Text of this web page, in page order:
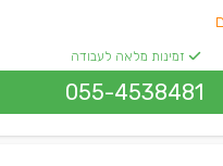
זמינות מלאה לעבודה
055-4538481